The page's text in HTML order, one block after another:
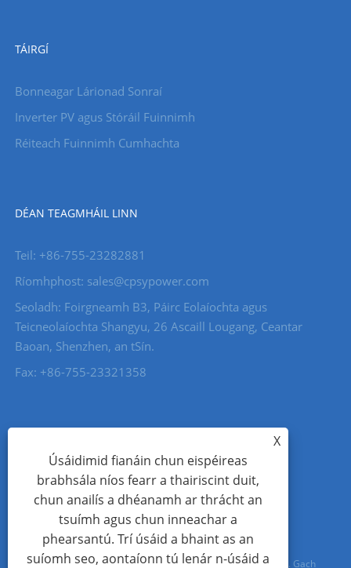
TÁIRGÍ
Bonneagar Lárionad Sonraí
Inverter PV agus Stóráil Fuinnimh
Réiteach Fuinnimh Cumhachta
DÉAN TEAGMHÁIL LINN
Teil: +86-755-23282881
Ríomhphost: sales@cpsypower.com
Seoladh: Foirgneamh B3, Páirc Eolaíochta agus
Teicneolaíochta Shangyu, 26 Ascaill Lougang, Ceantar
Baoan, Shenzhen, an tSín.
Fax: +86-755-23321358
Cóipcheart © 2023 Shangyu (Shenzhen) Teicneolaíocht Co., Ltd. Gach
X
Úsáidimid fianáin chun eispéireas
brabhsála níos fearr a thairiscint duit,
chun anailís a dhéanamh ar thrácht an
tsuímh agus chun inneachar a
phearsantú. Trí úsáid a bhaint as an
suíomh seo, aontaíonn tú lenár n-úsáid a